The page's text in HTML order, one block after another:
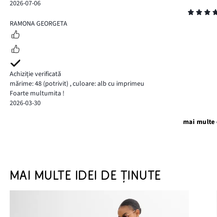
2026-07-06
5
RAMONA GEORGETA
Achiziție verificată
mărime: 48 (potrivit) ,culoare: alb cu imprimeu
Foarte multumita !
2026-03-30
mai
MAI MULTE IDEI DE ȚINUTE